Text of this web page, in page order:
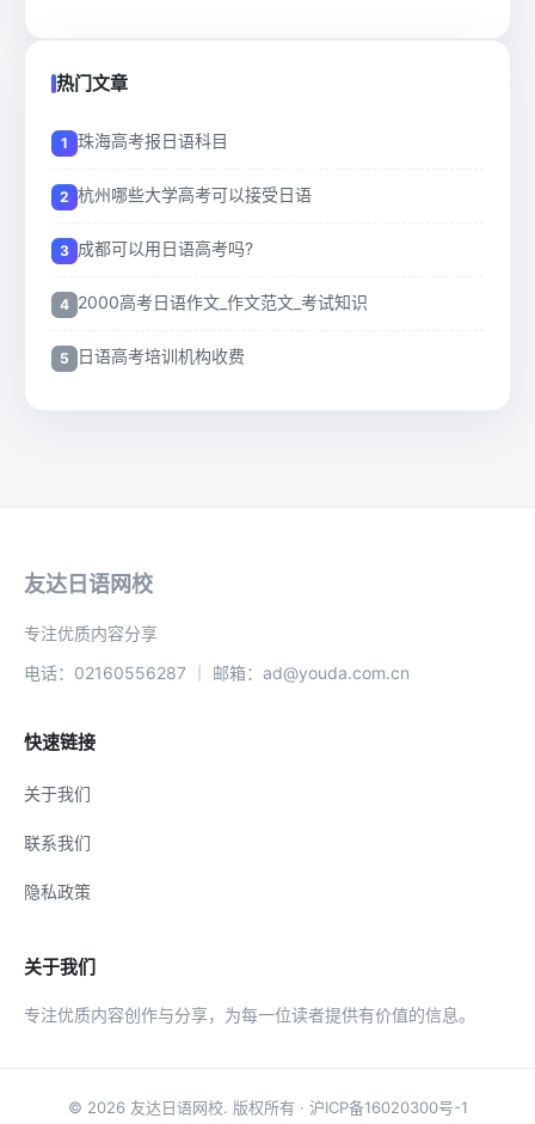
热门文章
珠海高考报日语科目
杭州哪些大学高考可以接受日语
成都可以用日语高考吗?
2000高考日语作文_作文范文_考试知识
日语高考培训机构收费
友达日语网校
专注优质内容分享
电话：02160556287 ｜ 邮箱：ad@youda.com.cn
快速链接
关于我们
联系我们
隐私政策
关于我们
专注优质内容创作与分享，为每一位读者提供有价值的信息。
© 2026 友达日语网校. 版权所有 · 沪ICP备16020300号-1